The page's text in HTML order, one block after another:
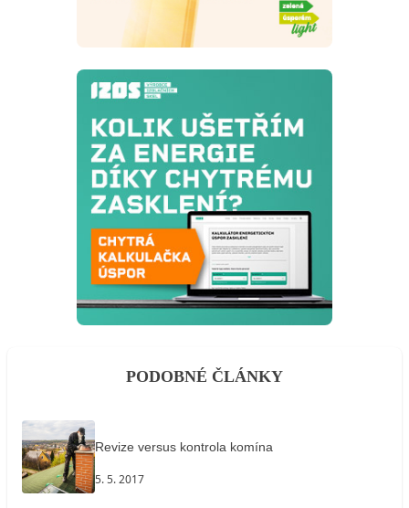
PODOBNÉ ČLÁNKY
Revize versus kontrola komína
5. 5. 2017